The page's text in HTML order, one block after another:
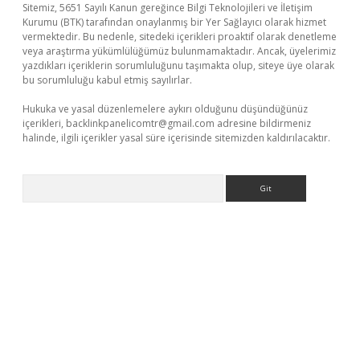
Sitemiz, 5651 Sayılı Kanun gereğince Bilgi Teknolojileri ve İletişim
Kurumu (BTK) tarafından onaylanmış bir Yer Sağlayıcı olarak hizmet
vermektedir. Bu nedenle, sitedeki içerikleri proaktif olarak denetleme
veya araştırma yükümlülüğümüz bulunmamaktadır. Ancak, üyelerimiz
yazdıkları içeriklerin sorumluluğunu taşımakta olup, siteye üye olarak
bu sorumluluğu kabul etmiş sayılırlar.
Hukuka ve yasal düzenlemelere aykırı olduğunu düşündüğünüz
içerikleri, backlinkpanelicomtr@gmail.com adresine bildirmeniz
halinde, ilgili içerikler yasal süre içerisinde sitemizden kaldırılacaktır.